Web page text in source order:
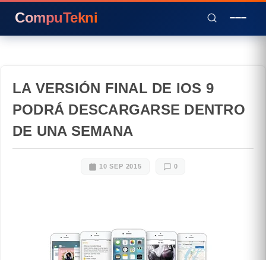
CompuTekni
LA VERSIÓN FINAL DE IOS 9
PODRÁ DESCARGARSE DENTRO
DE UNA SEMANA
10 SEP 2015 0